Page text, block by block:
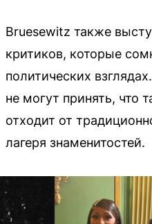
Bruesewitz также
критиков, которые
политических
не могут принять, что
отходит от
лагеря знаменитостей.